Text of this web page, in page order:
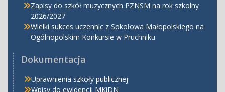
Zapisy do szkół muzycznych PZNSM na rok szkolny
2026/2027
Wielki sukces uczennic z Sokołowa Małopolskiego na
Ogólnopolskim Konkursie w Pruchniku
Dokumentacja
Uprawnienia szkoły publicznej
Wpisy do ewidencji MKiDN